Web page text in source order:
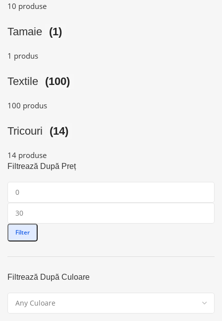
10 produse
Tamaie (1)
1 produs
Textile (100)
100 produs
Tricouri (14)
14 produse
Filtrează După Preț
Filter
Filtrează După Culoare